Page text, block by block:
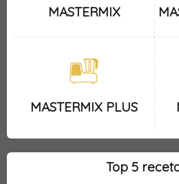
MASTERMIX
MASTERMIX PLUS
Top 5